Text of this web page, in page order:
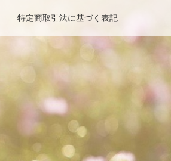
特定商取引法に基づく表記